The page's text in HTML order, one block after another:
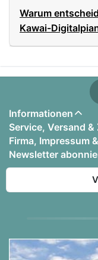
Warum
Kawai-
Informationen
Service, Versand &
Firma, Impressum
Newsletter